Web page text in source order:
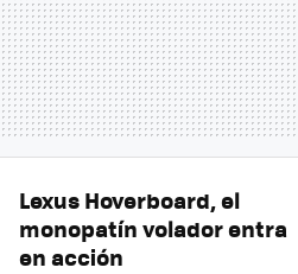
Lexus Hoverboard, el
monopatín volador entra
en acción